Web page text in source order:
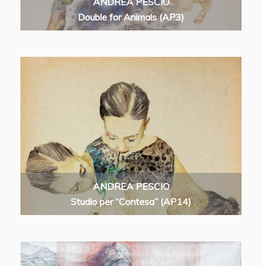
Double for Animals (AP3)
ANDREA PESCIO
Studio per “Contesa” (AP14)